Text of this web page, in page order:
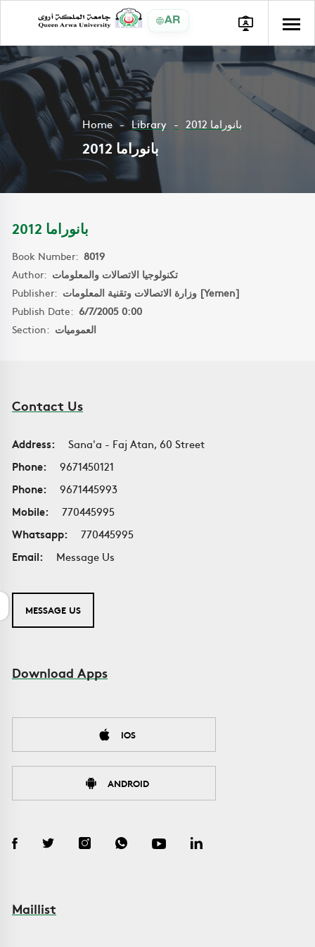
AR
Home Library بانوراما 2012
بانوراما 2012
بانوراما 2012
Book Number: 8019
Author: تكنولوجيا الاتصالات والمعلومات
Publisher:
وزارة الاتصالات وتقنية المعلومات [Yemen]
Publish Date: 6/7/2005 0:00
Section: العموميات
Contact Us
Address:
Sana'a - Faj Atan, 60 Street
Phone:
9671450121
Phone:
9671445993
Mobile:
770445995
Whatsapp:
770445995
Email:
Message Us
MESSAGE US
Download Apps
IOS
ANDROID
Maillist